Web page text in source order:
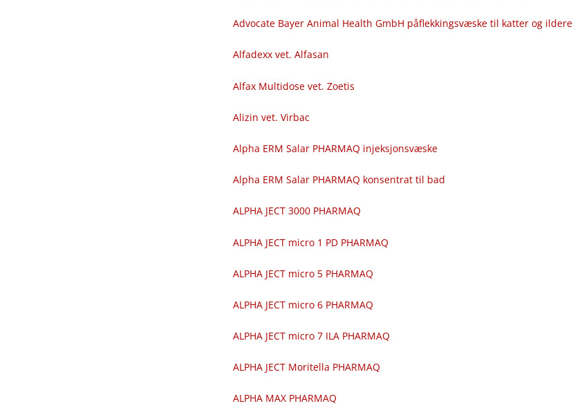
Advocate Bayer Animal Health GmbH påflekkingsvæske til katter og ildere
Alfadexx vet. Alfasan
Alfax Multidose vet. Zoetis
Alizin vet. Virbac
Alpha ERM Salar PHARMAQ injeksjonsvæske
Alpha ERM Salar PHARMAQ konsentrat til bad
ALPHA JECT 3000 PHARMAQ
ALPHA JECT micro 1 PD PHARMAQ
ALPHA JECT micro 5 PHARMAQ
ALPHA JECT micro 6 PHARMAQ
ALPHA JECT micro 7 ILA PHARMAQ
ALPHA JECT Moritella PHARMAQ
ALPHA MAX PHARMAQ